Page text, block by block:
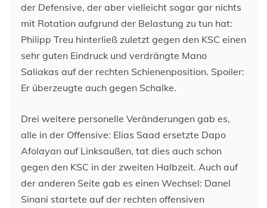
der Defensive, der aber vielleicht sogar gar nichts
mit Rotation aufgrund der Belastung zu tun hat:
Philipp Treu hinterließ zuletzt gegen den KSC einen
sehr guten Eindruck und verdrängte Mano
Saliakas auf der rechten Schienenposition. Spoiler:
Er überzeugte auch gegen Schalke.
Drei weitere personelle Veränderungen gab es,
alle in der Offensive: Elias Saad ersetzte Dapo
Afolayan auf Linksaußen, tat dies auch schon
gegen den KSC in der zweiten Halbzeit. Auch auf
der anderen Seite gab es einen Wechsel: Danel
Sinani startete auf der rechten offensiven